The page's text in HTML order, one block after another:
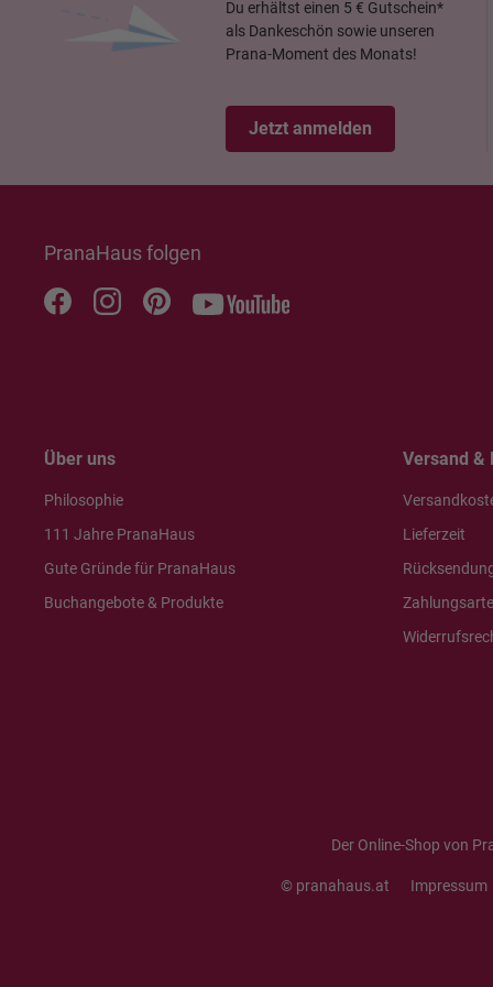
Du erhältst einen 5 € Gutschein*
als Dankeschön sowie unseren
Prana-Moment des Monats!
Jetzt anmelden
PranaHaus folgen
Über uns
Philosophie
111 Jahre PranaHaus
Gute Gründe für PranaHaus
Buchangebote & Produkte
Versand &
Lieferzeit
Der Online-Shop von
© pranahaus.at Impressum